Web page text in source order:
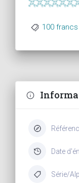
100
Date
Série/